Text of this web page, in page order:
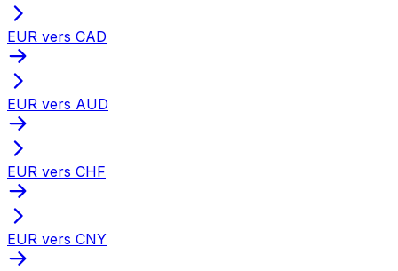
EUR vers CAD
EUR vers AUD
EUR vers CHF
EUR vers CNY